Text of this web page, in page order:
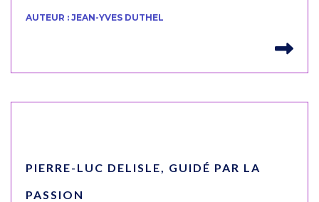
AUTEUR : JEAN-YVES DUTHEL
PIERRE-LUC DELISLE, GUIDÉ PAR LA
PASSION